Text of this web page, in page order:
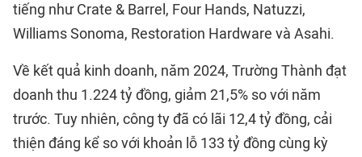
tiếng như Crate & Barrel, Four Hands, Natuzzi,
Williams Sonoma, Restoration Hardware và Asahi.
Về kết quả kinh doanh, năm 2024, Trường Thành đạt
doanh thu 1.224 tỷ đồng, giảm 21,5% so với năm
trước. Tuy nhiên, công ty đã có lãi 12,4 tỷ đồng, cải
thiện đáng kể so với khoản lỗ 133 tỷ đồng cùng kỳ